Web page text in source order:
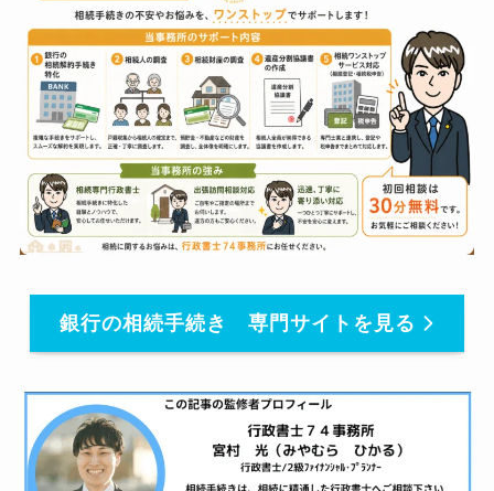
銀行の相続手続き 専門サイトを見る